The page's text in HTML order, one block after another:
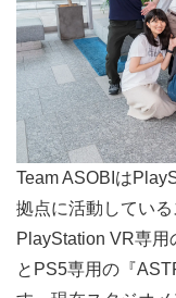
Team ASOBIは
拠点に活動してい
PlayStation VR専用
とPS5専用の『